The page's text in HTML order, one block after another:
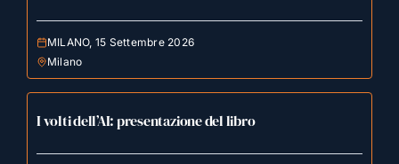
MILANO, 15 Settembre 2026
Milano
I volti dell’AI: presentazione del libro